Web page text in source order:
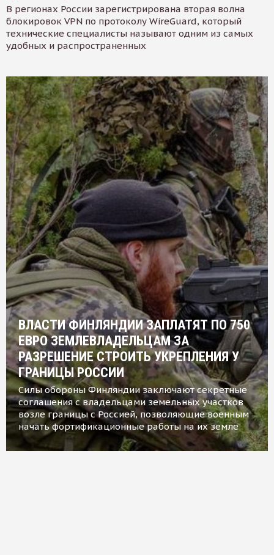
В регионах России зарегистрирована вторая волна
блокировок VPN по протоколу WireGuard, который
технические специалисты называют одним из самых
удобных и распространенных
ВЛАСТИ ФИНЛЯНДИИ ЗАПЛАТЯТ ПО 750
ЕВРО ЗЕМЛЕВЛАДЕЛЬЦАМ ЗА
РАЗРЕШЕНИЕ СТРОИТЬ УКРЕПЛЕНИЯ У
ГРАНИЦЫ РОССИИ
Силы обороны Финляндии заключают секретные
соглашения с владельцами земельных участков
возле границы с Россией, позволяющие военным
начать фортификационные работы на их земле